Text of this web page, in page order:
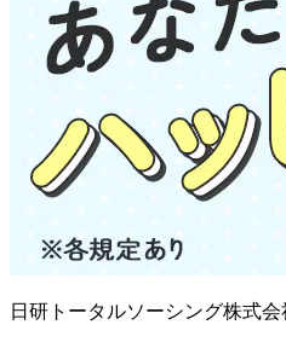
日研トータルソーシング株式会